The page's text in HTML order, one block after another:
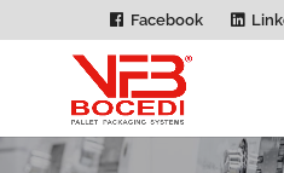
Facebook